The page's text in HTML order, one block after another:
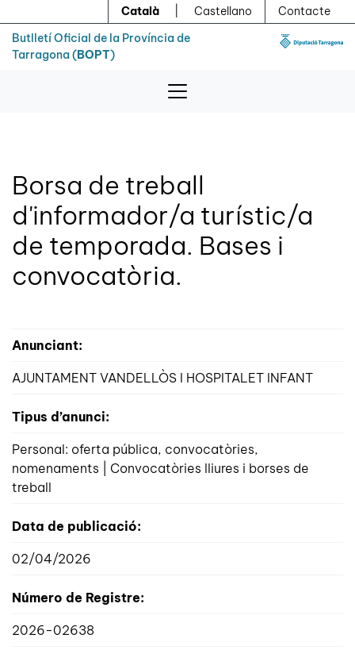
Català Castellano
Contacte
Butlletí Oficial de la Província de
Tarragona (BOPT)
Borsa de treball
d'informador/a turístic/a
de temporada. Bases i
convocatòria.
Anunciant:
AJUNTAMENT VANDELLÒS I HOSPITALET INFANT
Tipus d’anunci:
Personal: oferta pública, convocatòries,
nomenaments | Convocatòries lliures i borses de
treball
Data de publicació:
02/04/2026
Número de Registre:
2026-02638